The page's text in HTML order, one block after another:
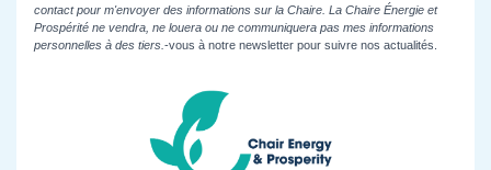
contact pour m'envoyer des informations sur la Chaire. La Chaire Énergie et
Prospérité ne vendra, ne louera ou ne communiquera pas mes informations
personnelles à des tiers. -vous à notre newsletter pour suivre nos actualités.